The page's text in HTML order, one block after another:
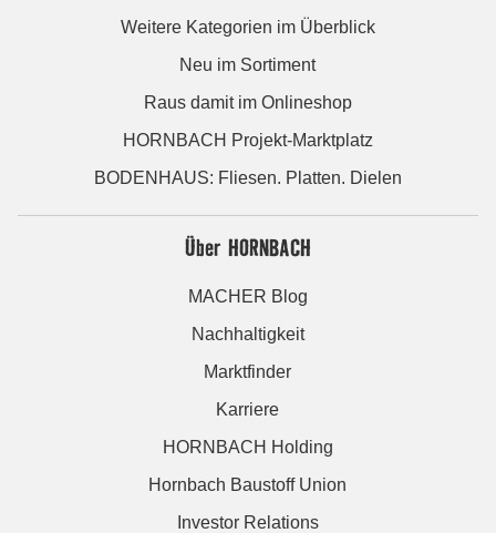
Weitere Kategorien im Überblick
Neu im Sortiment
Raus damit im Onlineshop
HORNBACH Projekt-Marktplatz
BODENHAUS: Fliesen. Platten. Dielen
Über HORNBACH
MACHER Blog
Nachhaltigkeit
Marktfinder
Karriere
HORNBACH Holding
Hornbach Baustoff Union
Investor Relations